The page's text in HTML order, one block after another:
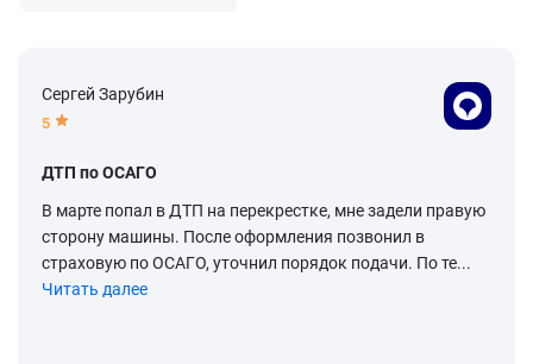
Сергей Зарубин
5
ДТП по ОСАГО
В марте попал в ДТП на перекрестке, мне задели правую
сторону машины. После оформления позвонил в
страховую по ОСАГО, уточнил порядок подачи. По те...
Читать далее